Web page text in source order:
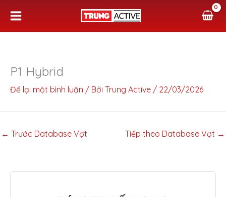
nội
P1 Hybrid
Để lại một bình luận / Bởi Trung Active / 22/03/2026
← Trước Database Vợt Tiếp theo Database Vợt →